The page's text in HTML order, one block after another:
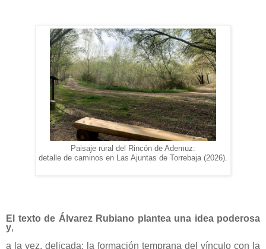
Paisaje rural del Rincón de Ademuz:
detalle de caminos en Las Ajuntas de Torrebaja (2026).
El texto de Álvarez Rubiano plantea una idea poderosa
y,
a la vez, delicada: la formación temprana del vínculo con la